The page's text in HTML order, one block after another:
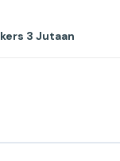
3 Jutaan